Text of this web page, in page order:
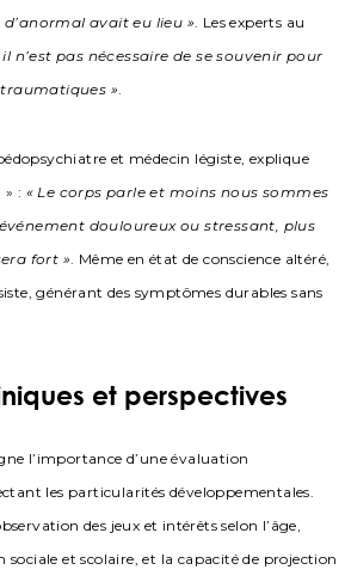
avait eu lieu ». Les experts au
il n’est pas nécessaire de se souvenir pour
».
et médecin légiste, explique
» : « Le corps parle et moins nous sommes
douloureux ou stressant, plus
fort ». Même en état de conscience altéré,
générant des symptômes durables sans
et perspectives
l’importance d’une évaluation
les particularités développementales.
des jeux et intérêts selon l’âge,
sociale et scolaire, et la capacité de projection